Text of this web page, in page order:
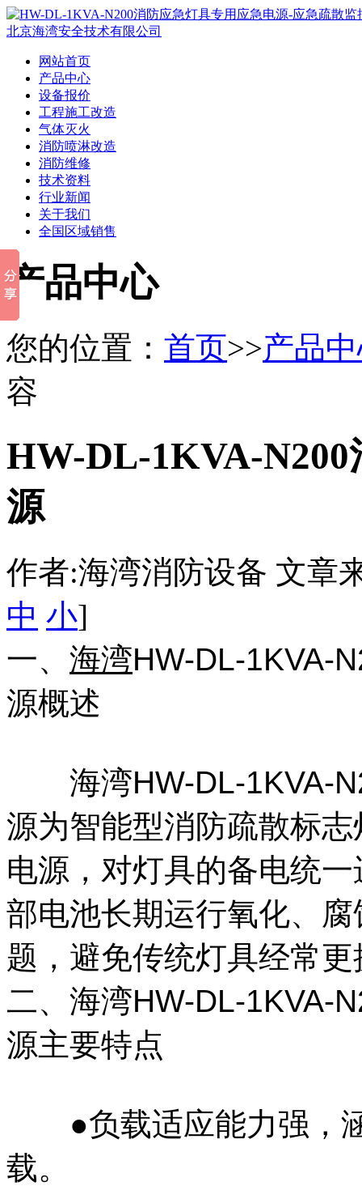
网站首页
产品中心
设备报价
工程施工改造
气体灭火
消防喷淋改造
消防维修
技术资料
行业新闻
关于我们
全国区域销售
产品中心
您的位置： 首页>>产品
容
HW-DL-1KVA-
源
作者:海湾消防设备 文章
中 小]
一、 海湾HW-DL-1KVA-
源概述
海湾HW-DL-1KVA-
源为智能型消防疏散标
电源，对灯具的备电统
部电池长期运行氧化、
题，避免传统灯具经常
二、海湾HW-DL-1KVA-
源主要特点
●负载适应能力强，涵
载。